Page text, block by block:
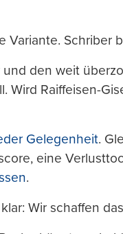
Variante. Schriber
und den weit
Wird Raiffeisen-
Gelegenheit.
eine
.
Wir schaffen